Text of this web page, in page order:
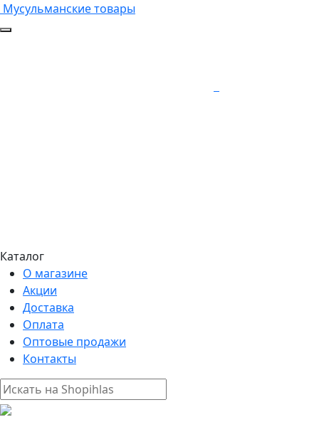
Мусульманские товары
Каталог
О магазине
Акции
Доставка
Оплата
Оптовые продажи
Контакты